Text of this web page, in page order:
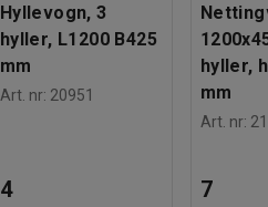
Hyllevogn, 3
hyller, L1200 B425
mm
Art. nr: 20951
4
hyller,
mm
Art. nr:
7